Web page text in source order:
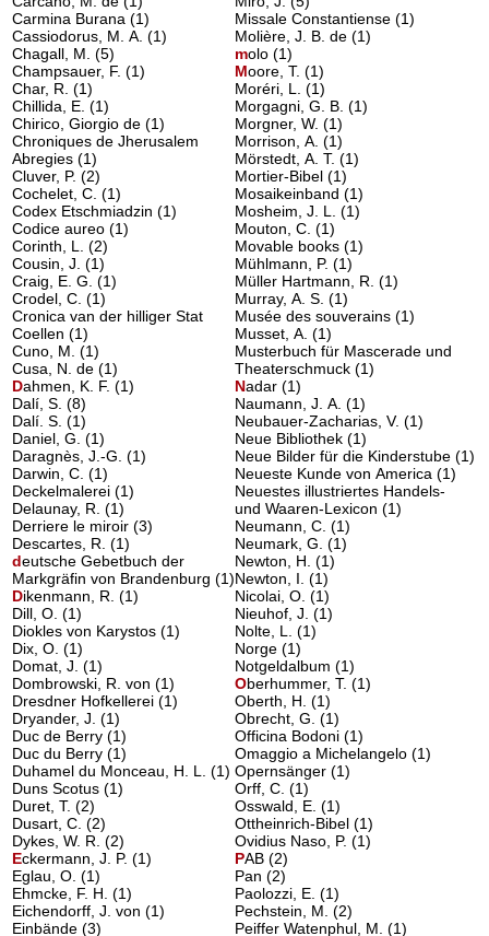
Carmina Burana(1)
Cassiodorus, M. A.(1)
Chagall, M.(5)
Champsauer, F.(1)
Char, R.(1)
Chillida, E.(1)
Chirico, Giorgio de(1)
Chroniques de Jherusalem
Abregies(1)
Cluver, P.(2)
Cochelet, C.(1)
Codex Etschmiadzin(1)
Codice aureo(1)
Corinth, L.(2)
Cousin, J.(1)
Craig, E. G.(1)
Crodel, C.(1)
Cronica van der hilliger Stat
Coellen(1)
Cuno, M.(1)
Cusa, N. de(1)
Dahmen, K. F.(1)
Dalí, S.(8)
Dalí. S.(1)
Daniel, G.(1)
Daragnès, J.-G.(1)
Darwin, C.(1)
Deckelmalerei(1)
Delaunay, R.(1)
Derriere le miroir(3)
Descartes, R.(1)
deutsche Gebetbuch der
Markgräfin von Brandenburg(1)
Dikenmann, R.(1)
Dill, O.(1)
Diokles von Karystos(1)
Dix, O.(1)
Domat, J.(1)
Dombrowski, R. von(1)
Dresdner Hofkellerei(1)
Dryander, J.(1)
Duc de Berry(1)
Duc du Berry(1)
Duhamel du Monceau, H. L.(1)
Duns Scotus(1)
Duret, T.(2)
Dusart, C.(2)
Dykes, W. R.(2)
Eckermann, J. P.(1)
Eglau, O.(1)
Ehmcke, F. H.(1)
Eichendorff, J. von(1)
Einbände(3)
Missale Constantiense(1)
Molière, J. B. de(1)
molo(1)
Moore, T.(1)
Moréri, L.(1)
Morgagni, G. B.(1)
Morgner, W.(1)
Morrison, A.(1)
Mörstedt, A. T.(1)
Mortier-Bibel(1)
Mosaikeinband(1)
Mosheim, J. L.(1)
Mouton, C.(1)
Movable books(1)
Mühlmann, P.(1)
Müller Hartmann, R.(1)
Murray, A. S.(1)
Musée des souverains(1)
Musset, A.(1)
Musterbuch für Mascerade und
Theaterschmuck(1)
Nadar(1)
Naumann, J. A.(1)
Neubauer-Zacharias, V.(1)
Neue Bibliothek(1)
Neue Bilder für die Kinderstube(1)
Neueste Kunde von America(1)
Neuestes illustriertes Handels-
und Waaren-Lexicon(1)
Neumann, C.(1)
Neumark, G.(1)
Newton, H.(1)
Newton, I.(1)
Nicolai, O.(1)
Nieuhof, J.(1)
Nolte, L.(1)
Norge(1)
Notgeldalbum(1)
Oberhummer, T.(1)
Oberth, H.(1)
Obrecht, G.(1)
Officina Bodoni(1)
Omaggio a Michelangelo(1)
Opernsänger(1)
Orff, C.(1)
Osswald, E.(1)
Ottheinrich-Bibel(1)
Ovidius Naso, P.(1)
PAB(2)
Pan(2)
Paolozzi, E.(1)
Pechstein, M.(2)
Peiffer Watenphul, M.(1)